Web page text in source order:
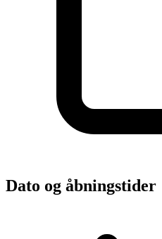
Dato og åbningstider